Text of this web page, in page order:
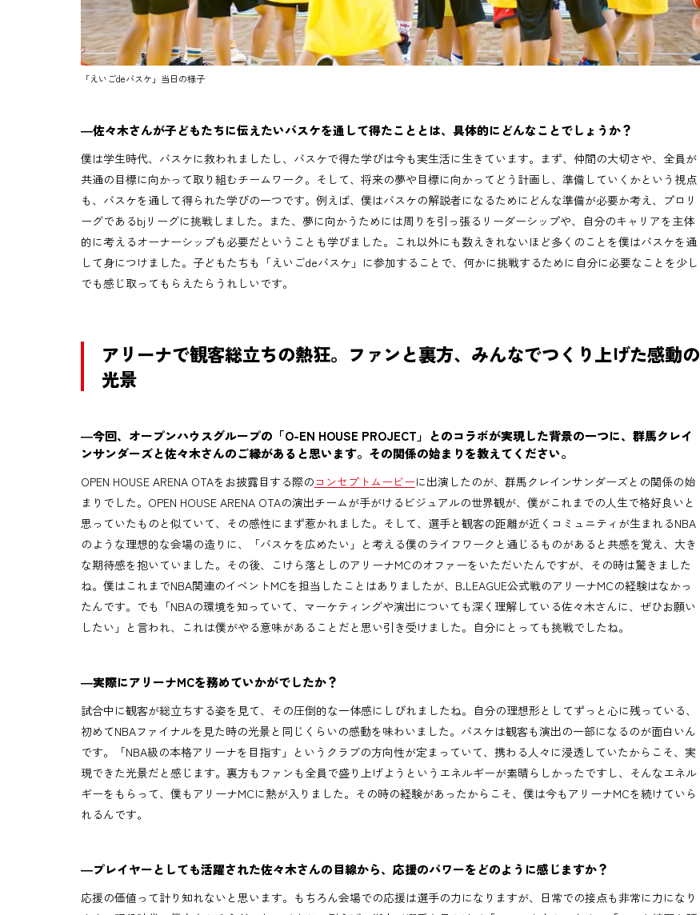
「えいごdeバスケ」当日の様子
―佐々木さんが子どもたちに伝えたいバスケを通して得たこととは、具体的にどんなことでしょうか？
僕は学生時代、バスケに救われましたし、バスケで得た学びは今も実生活に生きています。まず、仲間の大切さや、全員が
共通の目標に向かって取り組むチームワーク。そして、将来の夢や目標に向かってどう計画し、準備していくかという視点
も、バスケを通して得られた学びの一つです。例えば、僕はバスケの解説者になるためにどんな準備が必要か考え、プロリ
ーグであるbjリーグに挑戦しました。また、夢に向かうためには周りを引っ張るリーダーシップや、自分のキャリアを主体
的に考えるオーナーシップも必要だということも学びました。これ以外にも数えきれないほど多くのことを僕はバスケを通
して身につけました。子どもたちも「えいごdeバスケ」に参加することで、何かに挑戦するために自分に必要なことを少し
でも感じ取ってもらえたらうれしいです。
アリーナで観客総立ちの熱狂。ファンと裏方、みんなでつくり上げた感動の
光景
―今回、オープンハウスグループの「O-EN HOUSE PROJECT」とのコラボが実現した背景の一つに、群馬クレイ
ンサンダーズと佐々木さんのご縁があると思います。その関係の始まりを教えてください。
OPEN HOUSE ARENA OTAをお披露目する際のコンセプトムービーに出演したのが、群馬クレインサンダーズとの関係の始
まりでした。OPEN HOUSE ARENA OTAの演出チームが手がけるビジュアルの世界観が、僕がこれまでの人生で格好良いと
思っていたものと似ていて、その感性にまず惹かれました。そして、選手と観客の距離が近くコミュニティが生まれるNBA
のような理想的な会場の造りに、「バスケを広めたい」と考える僕のライフワークと通じるものがあると共感を覚え、大き
な期待感を抱いていました。その後、こけら落としのアリーナMCのオファーをいただいたんですが、その時は驚きました
ね。僕はこれまでNBA関連のイベントMCを担当したことはありましたが、B.LEAGUE公式戦のアリーナMCの経験はなかっ
たんです。でも「NBAの環境を知っていて、マーケティングや演出についても深く理解している佐々木さんに、ぜひお願い
したい」と言われ、これは僕がやる意味があることだと思い引き受けました。自分にとっても挑戦でしたね。
―実際にアリーナMCを務めていかがでしたか？
試合中に観客が総立ちする姿を見て、その圧倒的な一体感にしびれましたね。自分の理想形としてずっと心に残っている、
初めてNBAファイナルを見た時の光景と同じくらいの感動を味わいました。バスケは観客も演出の一部になるのが面白いん
です。「NBA級の本格アリーナを目指す」というクラブの方向性が定まっていて、携わる人々に浸透していたからこそ、実
現できた光景だと感じます。裏方もファンも全員で盛り上げようというエネルギーが素晴らしかったですし、そんなエネル
ギーをもらって、僕もアリーナMCに熱が入りました。その時の経験があったからこそ、僕は今もアリーナMCを続けていら
れるんです。
―プレイヤーとしても活躍された佐々木さんの目線から、応援のパワーをどのように感じますか？
応援の価値って計り知れないと思います。もちろん会場での応援は選手の力になりますが、日常での接点も非常に力になり